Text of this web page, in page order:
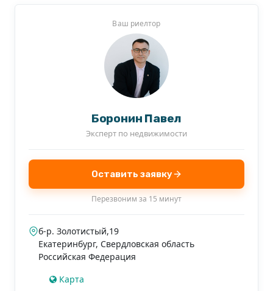
Ваш риелтор
Боронин Павел
Эксперт по недвижимости
Оставить заявку
Перезвоним за 15 минут
б-р. Золотистый,19
Екатеринбург, Свердловская область
Российская Федерация
Карта